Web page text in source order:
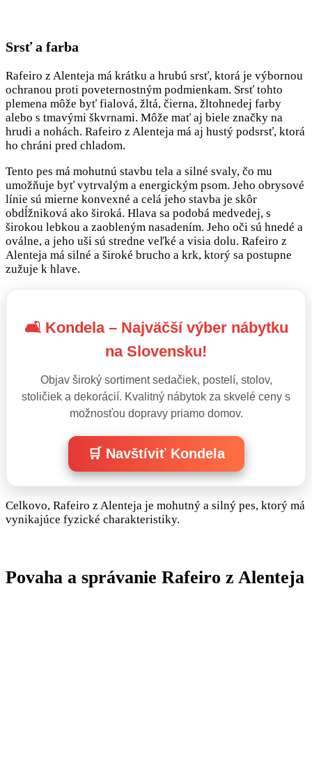
Srsť a farba
Rafeiro z Alenteja má krátku a hrubú srsť, ktorá je výbornou
ochranou proti poveternostným podmienkam. Srsť tohto
plemena môže byť fialová, žltá, čierna, žltohnedej farby
alebo s tmavými škvrnami. Môže mať aj biele značky na
hrudi a nohách. Rafeiro z Alenteja má aj hustý podsrsť, ktorá
ho chráni pred chladom.
Tento pes má mohutnú stavbu tela a silné svaly, čo mu
umožňuje byť vytrvalým a energickým psom. Jeho obrysové
línie sú mierne konvexné a celá jeho stavba je skôr
obdĺžniková ako široká. Hlava sa podobá medvedej, s
širokou lebkou a zaobleným nasadením. Jeho oči sú hnedé a
oválne, a jeho uši sú stredne veľké a visia dolu. Rafeiro z
Alenteja má silné a široké brucho a krk, ktorý sa postupne
zužuje k hlave.
🛋️ Kondela – Najväčší výber nábytku
na Slovensku!
Objav široký sortiment sedačiek, postelí, stolov,
stoličiek a dekorácií. Kvalitný nábytok za skvelé ceny s
možnosťou dopravy priamo domov.
🛒 Navštíviť Kondela
Celkovo, Rafeiro z Alenteja je mohutný a silný pes, ktorý má
vynikajúce fyzické charakteristiky.
Povaha a správanie Rafeiro z Alenteja